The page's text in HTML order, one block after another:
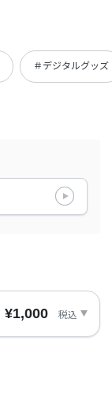
＃デジタルグッズ
¥1,000 税込